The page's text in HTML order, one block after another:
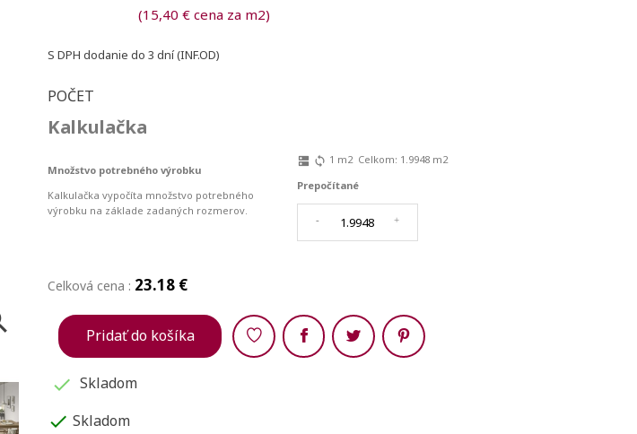
(15,40 € cena za m2)
S DPH dodanie do 3 dní (INF.OD)
POČET
Kalkulačka
Množstvo potrebného výrobku
Kalkulačka vypočíta množstvo potrebného
výrobku na základe zadaných rozmerov.
dns sync 1 m2 Celkom: 1.9948m2
Prepočítané
- +
Celková cena : 23.18 €
Pridať do košíka
 Skladom
check Skladom
Zdieľaj